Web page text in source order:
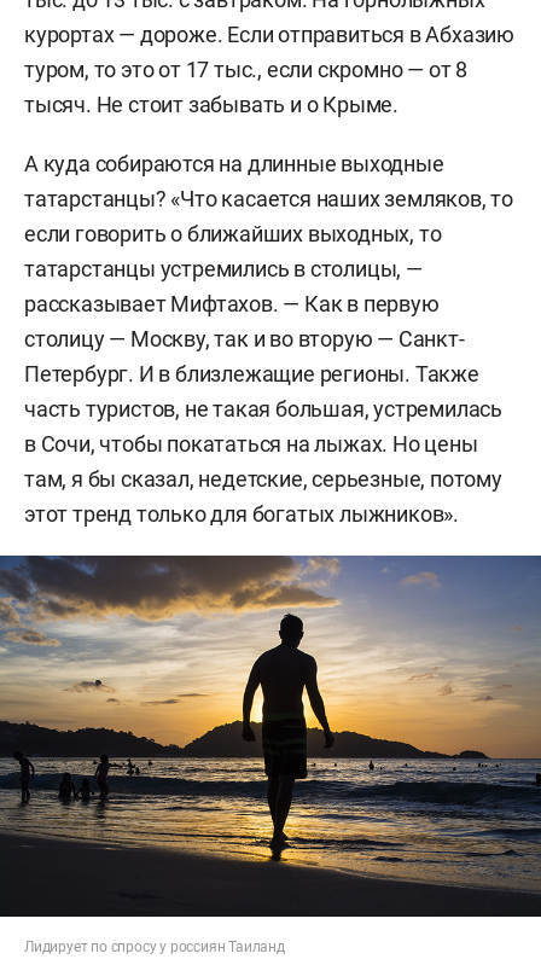
курортах — дороже. Если отправиться в Абхазию
туром, то это от 17 тыс., если скромно — от 8
тысяч. Не стоит забывать и о Крыме.
А куда собираются на длинные выходные
татарстанцы? «Что касается наших земляков, то
если говорить о ближайших выходных, то
татарстанцы устремились в столицы, —
рассказывает Мифтахов. — Как в первую
столицу — Москву, так и во вторую — Санкт-
Петербург. И в близлежащие регионы. Также
часть туристов, не такая большая, устремилась
в Сочи, чтобы покататься на лыжах. Но цены
там, я бы сказал, недетские, серьезные, потому
этот тренд только для богатых лыжников».
Лидирует по спросу у россиян Таиланд